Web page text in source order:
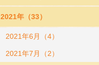
2021年（33）
2021年6月（4）
2021年7月（2）